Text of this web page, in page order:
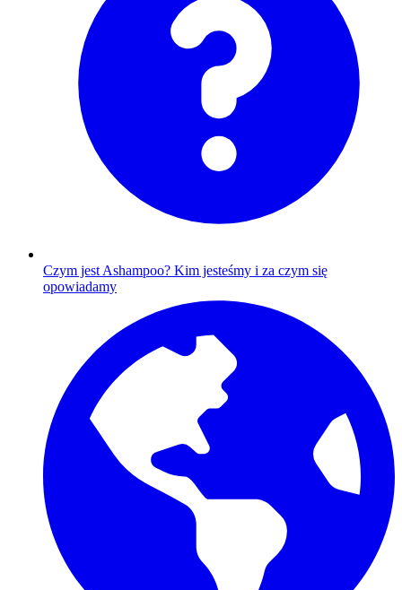
Czym jest Ashampoo? Kim jesteśmy i za czym się
opowiadamy